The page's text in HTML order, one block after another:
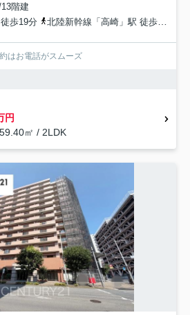
階建
歩19分
北陸新幹線「高崎」駅 徒歩19分
はお電話がスムーズ
円
㎡ / 2LDK